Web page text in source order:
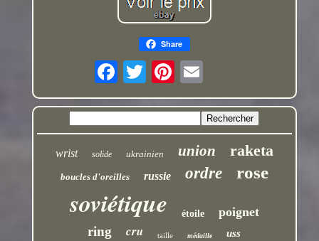
Share
wrist solide ukrainien union raketa
boucles d'oreilles russie ordre rose
soviétique étoile poignet
ring cru taille médaille uss